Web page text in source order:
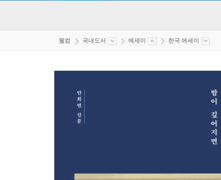
웰컴 국내도서 에세이 한국 에세이